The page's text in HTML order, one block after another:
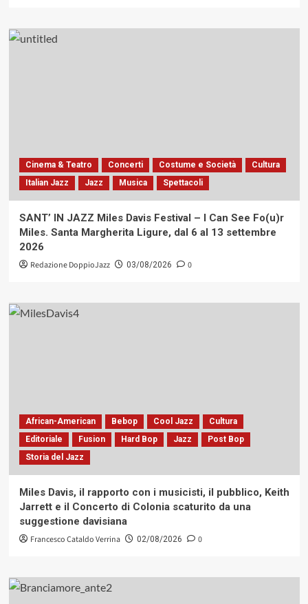
Cinema & Teatro Concerti Costume e Società
Cultura
Italian Jazz
Jazz Musica Spettacoli
SANT’ IN JAZZ Miles Davis Festival – I Can See Fo(u)r
Miles. Santa Margherita Ligure, dal 6 al 13 settembre
2026
Redazione DoppioJazz 03/08/2026 0
African-American Bebop Cool Jazz
Cultura
Editoriale
Fusion Hard Bop Jazz
Post Bop
Storia del Jazz
Miles Davis, il rapporto con i musicisti, il pubblico, Keith
Jarrett e il Concerto di Colonia scaturito da una
suggestione davisiana
Francesco Cataldo Verrina 02/08/2026 0